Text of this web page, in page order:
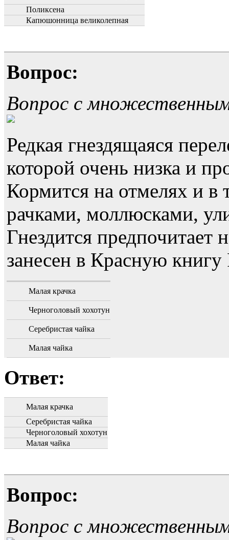
Поликсена
Капюшонница великолепная
Вопрос:
Вопрос с
Редкая гнездящаяся
которой очень низка и
Кормится на отмелях и в
рачками, моллюсками,
Гнездится предпочитает
занесен в Красную книгу
Малая крачка
Черноголовый хохотун
Серебристая чайка
Малая чайка
Ответ:
Малая крачка
Серебристая чайка
Черноголовый хохотун
Малая чайка
Вопрос:
Вопрос с